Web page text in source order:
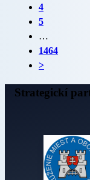
4
5
…
1464
>
Strategickí